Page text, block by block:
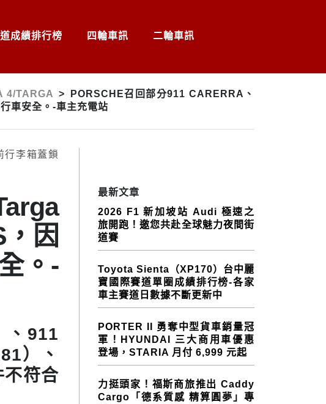
成績排行榜 四輪車訊 二輪車訊
4/TARGA >
PORSCHE召回部分911 CARERRA、
車安全。-車主充電站
因
。-
、911
）、
不符合
最新文章
2026 F1 新加坡站 Audi 極速之
旅開跑！邀您共赴全球魅力夜間街
道賽
Toyota Sienta（XP170）台中麗
寶國際賽道單圈成績排行榜-各家
車主賽道日數據不斷更新中
PORTER II 勇奪中型貨車銷量冠
軍！HYUNDAI 三大商用車優惠
登場，STARIA 月付 6,999 元起
力挺頭家！福斯商旅推出 Caddy
Cargo「德系質感 精算圓夢」專